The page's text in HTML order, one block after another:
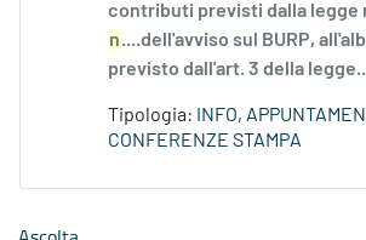
contributi previsti dalla legge
n....dell'avviso sul BURP,
previsto dall'art. 3 della
Tipologia:
INFO,
CONFERENZE STAMPA